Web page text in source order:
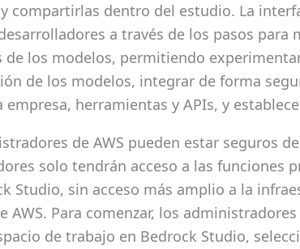
compartirlas dentro del estudio. La
a través de los pasos para
de los modelos, permitiendo
de los modelos, integrar de forma
empresa, herramientas y APIs, y
de AWS pueden estar seguros
solo tendrán acceso a las funciones
Studio, sin acceso más amplio a la
AWS. Para comenzar, los administradores
de trabajo en Bedrock Studio,